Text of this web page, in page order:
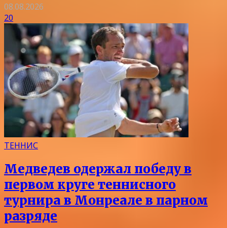
08.08.2026
20
ТЕННИС
Медведев одержал победу в
первом круге теннисного
турнира в Монреале в парном
разряде